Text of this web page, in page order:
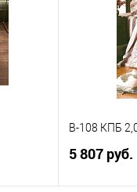
В
B-108 КПБ
5 807 руб.